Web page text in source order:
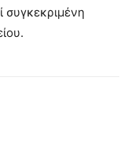
συγκεκριμένη